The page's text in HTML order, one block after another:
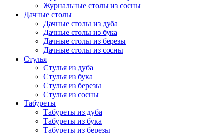
Журнальные столы из сосны
Дачные столы
Дачные столы из дуба
Дачные столы из бука
Дачные столы из березы
Дачные столы из сосны
Стулья
Стулья из дуба
Стулья из бука
Стулья из березы
Стулья из сосны
Табуреты
Табуреты из дуба
Табуреты из бука
Табуреты из березы